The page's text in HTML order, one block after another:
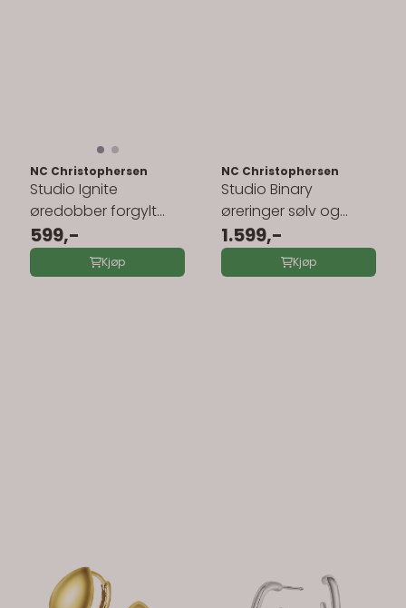
NC Christophersen
Studio Ignite
øredobber forgylt
sølv 221471
599,-
Kjøp
NC Christophersen
Studio Binary
øreringer sølv og
forgylt sølv 221514
1.599,-
Kjøp